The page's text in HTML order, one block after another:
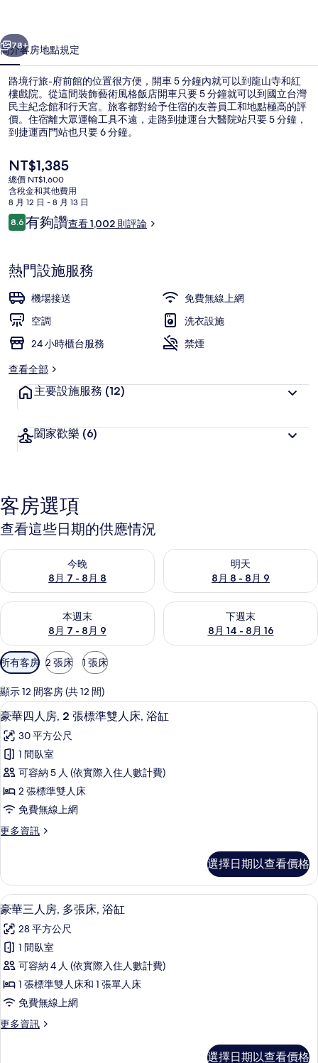
的
相
片
集
個 下一個
78+
簡介客房地點規定
路境行旅-府前館的位置很方便，開車 5 分鐘內就可以到龍山寺和紅
樓戲院。從這間裝飾藝術風格飯店開車只要 5 分鐘就可以到國立台灣
民主紀念館和行天宮。旅客都對給予住宿的友善員工和地點極高的評
價。住宿離大眾運輸工具不遠，走路到捷運台大醫院站只要 5 分鐘，
到捷運西門站也只要 6 分鐘。
目
前
的
價
格
是
NT$1,385
總價 NT$1,600
含稅金和其他費用
8 月 12 日 - 8 月 13 日
評
論
8.68.6 分，滿分 10 分，
有夠讚查看 1,002 則評論
熱門設施服務
機場接送
免費無線上網
空調
洗衣設施
24 小時櫃台服務
禁煙
查看全部
主要設施服務 (12)
闔家歡樂 (6)
客房選項
查看這些日期的供應情況
今晚
8月 7 - 8月 8
查看今晚 (8月 7 - 8月 8) 的供應情況
明天
8月 8 - 8月 9
查看明天 (8月 8 - 8月 9) 的供
本週末
8月 7 - 8月 9
查看本週末 (8月 7 - 8月 9) 的供應情況
下週末
8月 14 - 8月 16
查看下週末 (8月 14 - 8月 16)
可
用
的
客
房
篩
選
條
所有客房 2 張床 1 張床
顯示 12 間客房 (共 12 間)
顯
示
豪
華
四
人
2
標
準
雙
人
床,
浴
缸
的
所
豪華四人房, 2 張標準雙人床, 浴缸 |
6
豪華四人房, 2 張標準雙人床, 浴缸
30 平方公尺
1 間臥室
可容納 5 人 (依實際入住人數計費)
2 張標準雙人床
免費無線上網
更多資訊
更
四
人
房,
張
標
準
雙
人
床,
浴
缸
選擇日期以查看價格
顯
示
豪
華
三
人
多
豪華三人房, 多張床, 浴缸 | 書桌、筆
6
豪華三人房, 多張床, 浴缸
28 平方公尺
1 間臥室
可容納 4 人 (依實際入住人數計費)
1 張標準雙人床和 1 張單人床
免費無線上網
更多資訊
更
選擇日期以查看價格